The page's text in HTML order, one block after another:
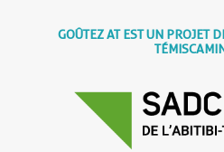
GOÛTEZ AT EST UN PROJET